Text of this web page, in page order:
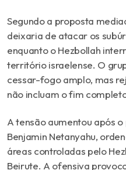
Segundo a proposta
deixaria de atacar os
enquanto o Hezbollah
território israelense. O
cessar-fogo amplo, mas
não incluam o fim
A tensão aumentou após
Benjamin Netanyahu,
áreas controladas pelo
Beirute. A ofensiva